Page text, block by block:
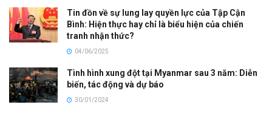
Tin đồn về sự lung lay quyền lực của Tập Cận
Bình: Hiện thực hay chỉ là biểu hiện của chiến
tranh nhận thức?
04/06/2025
Tình hình xung đột tại Myanmar sau 3 năm: Diễn
biến, tác động và dự báo
30/01/2024